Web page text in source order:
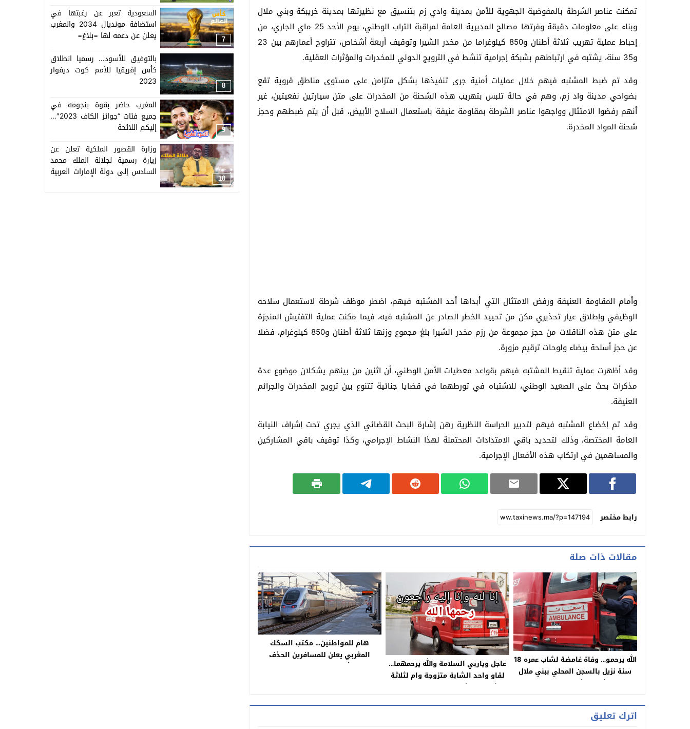
تمكنت عناصر الشرطة بالمفوضية الجهوية للأمن بمدينة وادي زم بتنسيق مع نظيرتها بمدينة خريبكة وبني ملال
وبناء على معلومات دقيقة وفرتها مصالح المديرية العامة لمراقبة التراب الوطني، يوم الأحد 25 ماي الجاري، من
إحباط عملية تهريب ثلاثة أطنان و850 كيلوغراما من مخدر الشيرا وتوقيف أربعة أشخاص، تتراوح أعمارهم بين 23
و35 سنة، يشتبه في ارتباطهم بشبكة إجرامية تنشط في الترويج الدولي للمخدرات والمؤثرات العقلية.
وقد تم ضبط المشتبه فيهم خلال عمليات أمنية جرى تنفيذها بشكل متزامن على مستوى مناطق قروية تقع
بضواحي مدينة واد زم، وهم في حالة تلبس بتهريب هذه الشحنة من المخدرات على متن سيارتين نفعيتين، غير
أنهم رفضوا الامتثال وواجهوا عناصر الشرطة بمقاومة عنيفة باستعمال السلاح الأبيض، قبل أن يتم ضبطهم وحجز
شحنة المواد المخدرة.
وأمام المقاومة العنيفة ورفض الامتثال التي أبداها أحد المشتبه فيهم، اضطر موظف شرطة لاستعمال سلاحه
الوظيفي وإطلاق عيار تحذيري مكن من تحييد الخطر الصادر عن المشتبه فيه، فيما مكنت عملية التفتيش المنجزة
على متن هذه الناقلات من حجز مجموعة من رزم مخدر الشيرا بلغ مجموع وزنها ثلاثة أطنان و850 كيلوغرام، فضلا
عن حجز أسلحة بيضاء ولوحات ترقيم مزورة.
وقد أظهرت عملية تنقيط المشتبه فيهم بقواعد معطيات الأمن الوطني، أن اثنين من بينهم يشكلان موضوع عدة
مذكرات بحث على الصعيد الوطني، للاشتباه في تورطهما في قضايا جنائية تتنوع بين ترويج المخدرات والجرائم
العنيفة.
وقد تم إخضاع المشتبه فيهم لتدبير الحراسة النظرية رهن إشارة البحث القضائي الذي يجري تحت إشراف النيابة
العامة المختصة، وذلك لتحديد باقي الامتدادات المحتملة لهذا النشاط الإجرامي، وكذا توقيف باقي المشاركين
والمساهمين في ارتكاب هذه الأفعال الإجرامية.
رابط مختصر
مقالات ذات صلة
الله يرحمو… وفاة غامضة لشاب عمره 18
سنة نزيل بالسجن المحلي ببني ملال
ونقل جثته للتشريح والوكيل العام
عاجل وياربي السلامة والله يرحمهما…
لقاو واحد الشابة متزوجة وام لثلاثة
أطفال مشنوقة فالمنزل ديالها
هام للمواطنين… مكتب السكك
المغربي يعلن للمسافرين الحذف
الجزئي وتأخير مؤقت لمسارات مجموعة
اترك تعليق
7
السعودية تعبر عن رغبتها في
استضافة مونديال 2034 والمغرب
يعلن عن دعمه لها =بلاغ=
8
بالتوفيق للأسود… رسميا انطلاق
كأس إفريقيا للأمم كوت ديفوار
2023
9
المغرب حاضر بقوة بنجومه في
جميع فئات “جوائز الكاف 2023″…
إليكم اللائحة
10
وزارة القصور الملكية تعلن عن
زيارة رسمية لجلالة الملك محمد
السادس إلى دولة الإمارات العربية